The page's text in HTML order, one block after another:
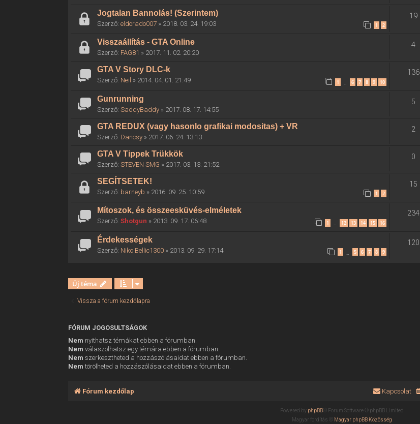
Jogtalan Bannolás! (Szerintem)
Szerző:eldorado007 » 2018. 03. 24. 19:03 1 2
19
Visszaállítás - GTA Online
Szerző: FAG81 » 2017. 11. 02. 20:20
4
GTA V Story DLC-k
Szerző: Neil » 2014. 04. 01. 21:49 1 … 6 7 8 9 10
136
Gunrunning
Szerző:SaddyBaddy » 2017. 08. 17. 14:55
5
GTA REDUX (vagy hasonlo grafikai modositas) + VR
Szerző: Dancsy » 2017. 06. 24. 13:13
2
GTA V Tippek Trükkök
Szerző:STEVEN SMG » 2017. 03. 13. 21:52
0
SEGÍTSETEK!
Szerző: barneyb » 2016. 09. 25. 10:59 1 2
15
Mítoszok, és összeesküvés-elméletek
Szerző:Shotgun » 2013. 09. 17. 06:48 1 … 12 13 14 15 16
234
Érdekességek
Szerző: Niko Bellic1300 » 2013. 09. 29. 17:14 1 5 6 7 8 9
120
Új téma
Vissza a fórum kezdőlapra
FÓRUM JOGOSULTSÁGOK
Nem nyithatsz témákat ebben a fórumban.
Nem válaszolhatsz egy témára ebben a fórumban.
Nem szerkesztheted a hozzászólásaidat ebben a fórumban.
Nem törölheted a hozzászólásaidat ebben a fórumban.
Fórum kezdőlap Kapcsolat
Powered by phpBB® Forum Software © phpBB Limited
Magyar fordítás © Magyar phpBB Közösség